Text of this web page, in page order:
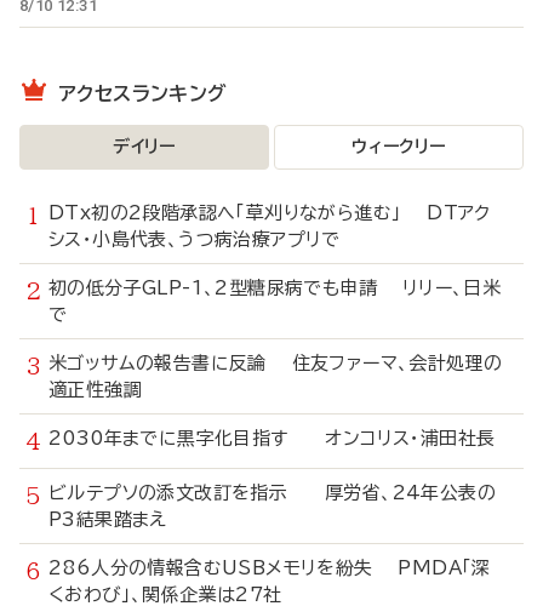
8/10 12:31
アクセスランキング
デイリー ウィークリー
DTx初の2段階承認へ「草刈りながら進む」 DTアク
シス・小島代表、うつ病治療アプリで
初の低分子GLP-1、2型糖尿病でも申請 リリー、日米
で
米ゴッサムの報告書に反論 住友ファーマ、会計処理の
適正性強調
2030年までに黒字化目指す オンコリス・浦田社長
ビルテプソの添文改訂を指示 厚労省、24年公表の
P3結果踏まえ
286人分の情報含むUSBメモリを紛失 PMDA「深
くおわび」、関係企業は27社